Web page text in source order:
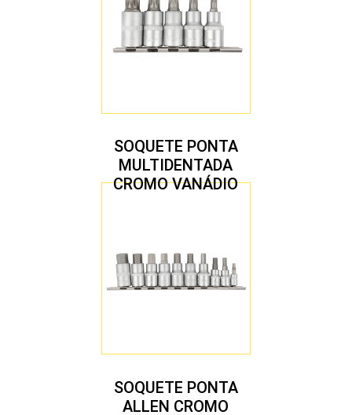
SOQUETE PONTA
MULTIDENTADA
CROMO VANÁDIO
SOQUETE PONTA
ALLEN CROMO